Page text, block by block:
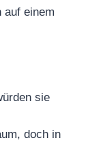
auf einem
sie
doch in